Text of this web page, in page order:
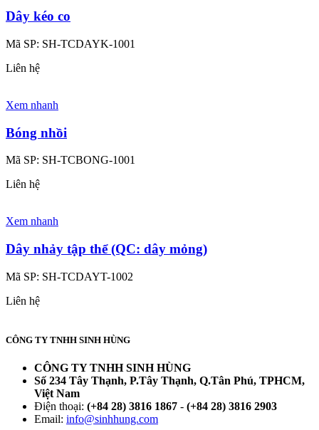
Dây kéo co
Mã SP: SH-TCDAYK-1001
Liên hệ
Xem nhanh
Bóng nhồi
Mã SP: SH-TCBONG-1001
Liên hệ
Xem nhanh
Dây nhảy tập thể (QC: dây mỏng)
Mã SP: SH-TCDAYT-1002
Liên hệ
CÔNG TY TNHH SINH HÙNG
CÔNG TY TNHH SINH HÙNG
Số 234 Tây Thạnh, P.Tây Thạnh, Q.Tân Phú, TPHCM,
Việt Nam
Điện thoại: (+84 28) 3816 1867 - (+84 28) 3816 2903
Email: info@sinhhung.com